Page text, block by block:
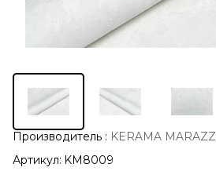
Производитель : KERAMA MARAZZI
Артикул: KM8009